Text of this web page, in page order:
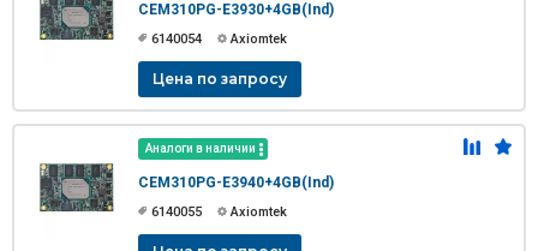
CEM310PG-E3930+4GB(Ind)
6140054 Axiomtek
Цена по запросу
Аналоги в наличии
CEM310PG-E3940+4GB(Ind)
6140055 Axiomtek